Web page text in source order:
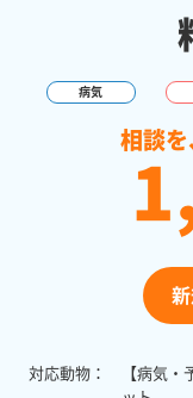
病気
相談を
対応動物：
【病気